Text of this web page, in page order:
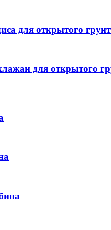
для открытого
для открытого